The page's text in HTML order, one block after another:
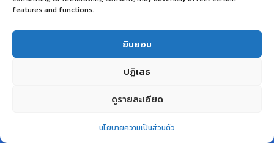
features and functions.
ยินยอม
ปฏิเสธ
ดูรายละเอียด
นโยบายความเป็นส่วนตัว
Wishlist